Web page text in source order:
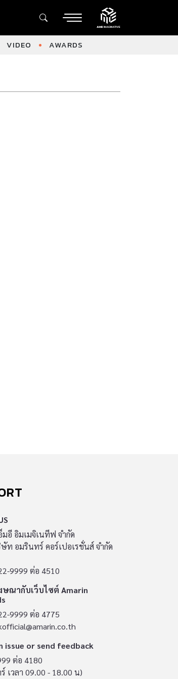
VIDEO AWARDS
มอี อิมเมจิเนทีฟ จำกัด
ษัท อมรินทร์ คอร์เปอเรชั่นส์ จำกัด
9999 ต่อ 4510
ษณากับเว็บไซต์ Amarin
9999 ต่อ 4775
issue or send feedback
ต่อ 4180
เวลา 09.00 - 18.00 น)